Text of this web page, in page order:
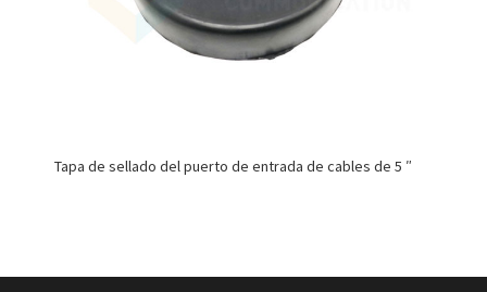
Tapa de sellado del puerto de entrada de cables de 5 ″